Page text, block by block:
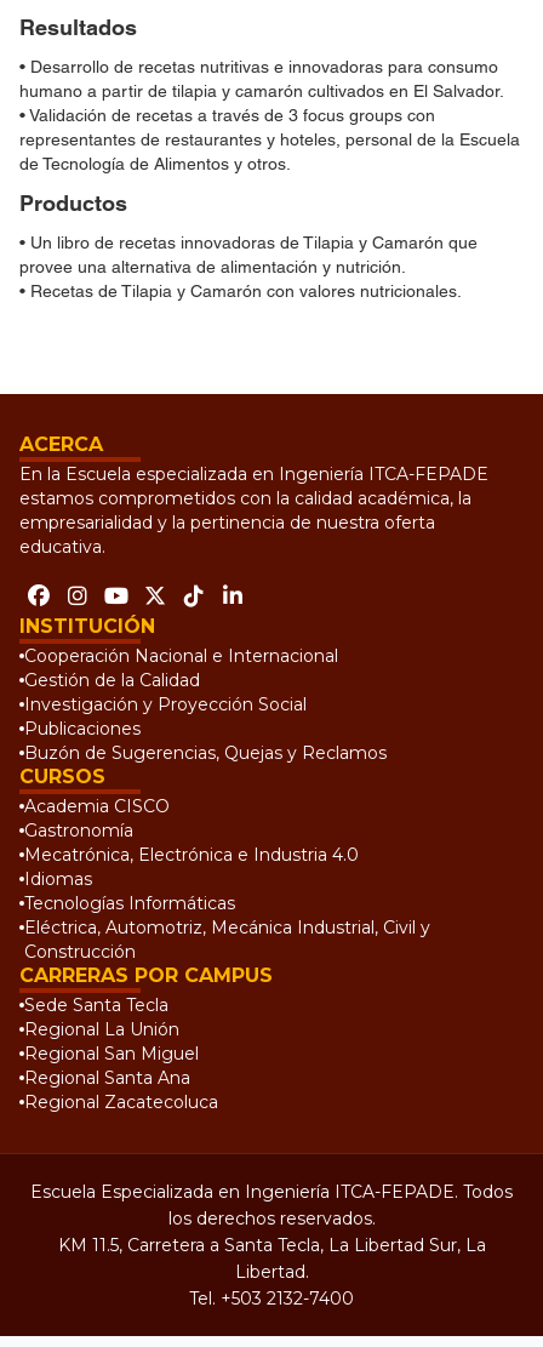
Resultados
• Desarrollo de recetas nutritivas e innovadoras para consumo
humano a partir de tilapia y camarón cultivados en El Salvador.
• Validación de recetas a través de 3 focus groups con
representantes de restaurantes y hoteles, personal de la Escuela
de Tecnología de Alimentos y otros.
Productos
• Un libro de recetas innovadoras de Tilapia y Camarón que
provee una alternativa de alimentación y nutrición.
• Recetas de Tilapia y Camarón con valores nutricionales.
ACERCA
En la Escuela especializada en Ingeniería ITCA-FEPADE
estamos comprometidos con la calidad académica, la
empresarialidad y la pertinencia de nuestra oferta
educativa.
INSTITUCIÓN
Cooperación Nacional e Internacional
Gestión de la Calidad
Investigación y Proyección Social
Publicaciones
Buzón de Sugerencias, Quejas y Reclamos
CURSOS
Academia CISCO
Gastronomía
Mecatrónica, Electrónica e Industria 4.0
Idiomas
Tecnologías Informáticas
Eléctrica, Automotriz, Mecánica Industrial, Civil y
Construcción
CARRERAS POR CAMPUS
Sede Santa Tecla
Regional La Unión
Regional San Miguel
Regional Santa Ana
Regional Zacatecoluca
Escuela Especializada en Ingeniería ITCA-FEPADE. Todos
los derechos reservados.
KM 11.5, Carretera a Santa Tecla, La Libertad Sur, La
Libertad.
Tel. +503 2132-7400